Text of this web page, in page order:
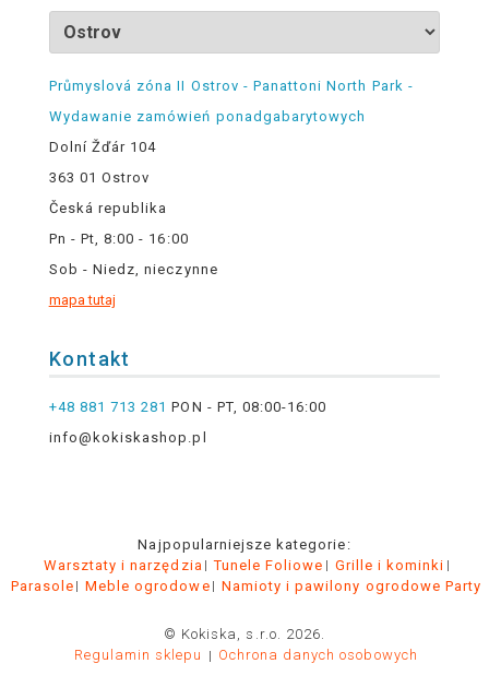
Průmyslová zóna II Ostrov - Panattoni North Park -
Wydawanie zamówień ponadgabarytowych
Dolní Žďár 104
363 01 Ostrov
Česká republika
Pn - Pt, 8:00 - 16:00
Sob - Niedz, nieczynne
mapa tutaj
Kontakt
+48 881 713 281 PON - PT, 08:00-16:00
info@kokiskashop.pl
Najpopularniejsze kategorie:
Warsztaty i narzędzia
Tunele Foliowe
Grille i kominki
Parasole
Meble ogrodowe Namioty i pawilony ogrodowe Party
© Kokiska, s.r.o. 2026.
Regulamin sklepu
Ochrona danych osobowych